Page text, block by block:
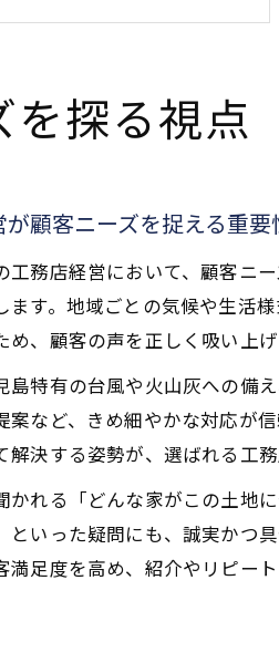
なくすポイント
店経営の秘訣
べき顧客対応の姿勢
る工務店経営の秘訣
工務店経営の工夫
工務店経営の実践法
で信頼を築く方法
営の強みを活かす
信頼を得る戦略とは
工務店経営戦略
れる地元の理由づくり
コミュニティの連携術
な工務店選びの基準
探る視点
顧客ニーズを捉える重要
工務店経営において、顧客ニ
ます。地域ごとの気候や生活
め、顧客の声を正しく吸い上げ
島特有の台風や火山灰への備
案など、きめ細やかな対応が
解決する姿勢が、選ばれる工務
かれる「どんな家がこの土地
といった疑問にも、誠実かつ
満足度を高め、紹介やリピート